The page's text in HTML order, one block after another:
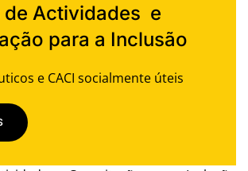
de Actividades e
para a Inclusão
e CACI socialmente úteis